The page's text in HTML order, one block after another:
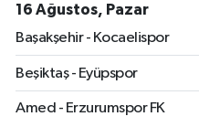
16 Ağustos, Pazar
Başakşehir - Kocaelispor
Beşiktaş - Eyüpspor
Amed - Erzurumspor FK